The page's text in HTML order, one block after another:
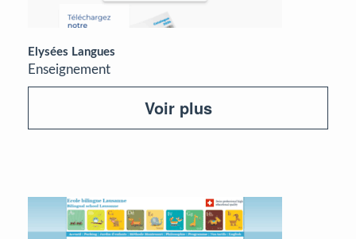
Elysées Langues
Enseignement
Voir plus